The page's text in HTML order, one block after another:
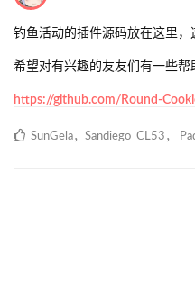
钓鱼活动的插件源码放在这里
希望对有兴趣的友友们有一些帮
https://github.com/Round-
SunGela， Sandiego_CL53 ，